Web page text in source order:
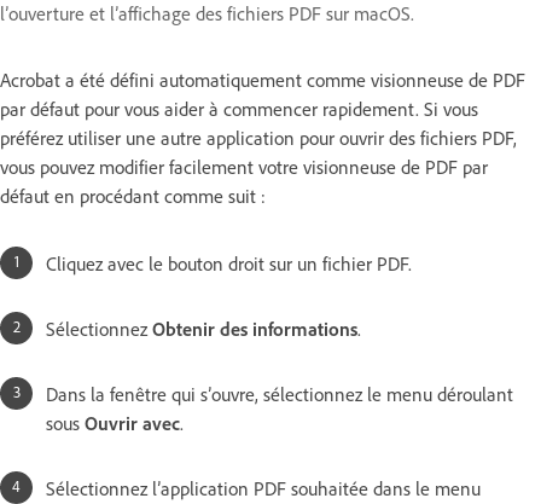
l’ouverture et l’affichage des fichiers PDF sur macOS.
Acrobat a été défini automatiquement comme visionneuse de PDF
par défaut pour vous aider à commencer rapidement. Si vous
préférez utiliser une autre application pour ouvrir des fichiers PDF,
vous pouvez modifier facilement votre visionneuse de PDF par
défaut en procédant comme suit :
Cliquez avec le bouton droit sur un fichier PDF.
SélectionnezObtenir des informations.
Dans la fenêtre qui s’ouvre, sélectionnez le menu déroulant
sous Ouvrir avec.
Sélectionnez l’application PDF souhaitée dans le menu